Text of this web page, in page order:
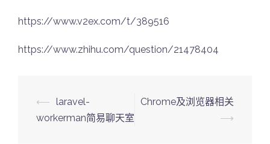
https://www.v2ex.com/t/389516
https://www.zhihu.com/question/21478404
Post
navigation
⟵ laravel-
workerman简易聊天室
Chrome及浏览器相关
⟶